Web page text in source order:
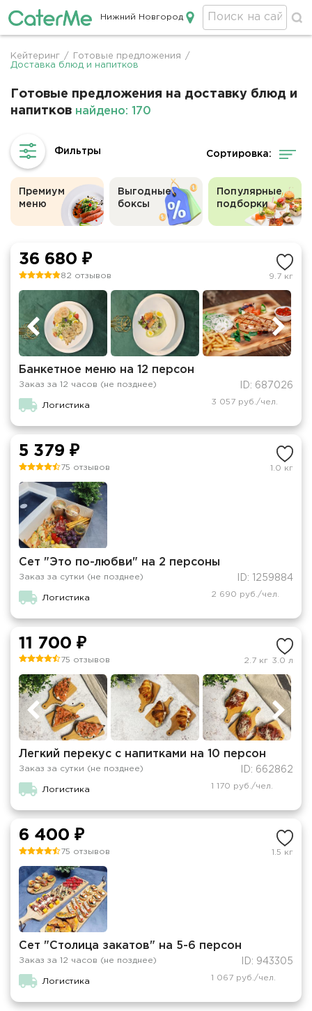
Кейтеринг в Нижнем Новгороде
Нижний Новгород
Строка
Кейтеринг / Готовые предложения
/
Доставка блюд и напитков
Готовые предложения на доставку блюд и
напитков найдено: 170
Сортировка:
Премиум
меню
Выгодные
боксы
Популярные
подборки
36 680 ₽
82 отзывов 9.7 кг
Банкетное меню на 12 персон
Заказ за 12 часов (не позднее) ID: 687026
Логистика 3 057 руб./чел.
5 379 ₽
75 отзывов 1.0 кг
Сет "Это по-любви" на 2 персоны
Заказ за сутки (не позднее) ID: 1259884
Логистика 2 690 руб./чел.
11 700 ₽
75 отзывов 2.7 кг 3.0 л
Легкий перекус с напитками на 10 персон
Заказ за сутки (не позднее) ID: 662862
Логистика 1 170 руб./чел.
6 400 ₽
75 отзывов 1.5 кг
Сет "Столица закатов" на 5-6 персон
Заказ за 12 часов (не позднее) ID: 943305
Логистика 1 067 руб./чел.